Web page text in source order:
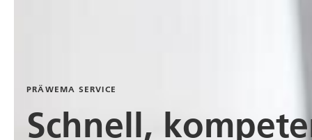
PRÄWEMA SERVICE
Schnell,